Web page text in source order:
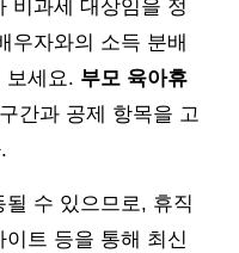
비과세 대상임을 정
우자와의 소득 분배
보세요. 부모 육아휴
간과 공제 항목을 고
수 있으므로, 휴직
트 등을 통해 최신